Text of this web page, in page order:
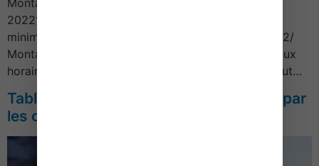
20221/ Montant du minimum garantiLe montant du
minimum garanti est fixé à 3,86 € au 1er mai 2022.2/
Montant du SMICCas généralAu 1er mai 2022, le taux
horaire du Smic passe de 10,57 € brut à 10,85 € brut…
Tableau des cotisations sociales dues par
les commerçants – Année 2022